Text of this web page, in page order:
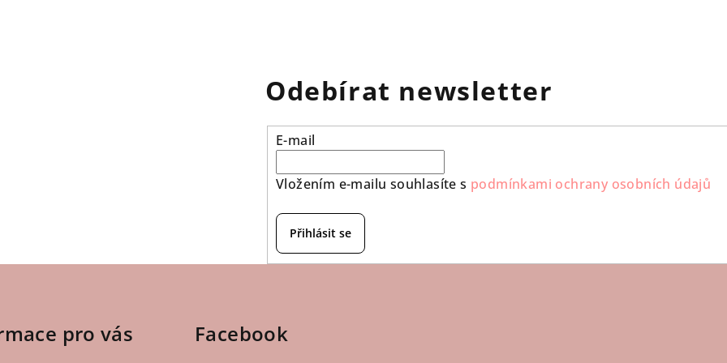
Odebírat newsletter
E-mail
Vložením e-mailu souhlasíte s podmínkami ochrany osobních údajů
Přihlásit se
pro vás Facebook